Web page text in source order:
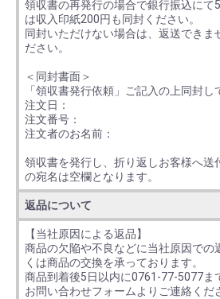
領収書の再発行の場合で銀行振込にて
は収入印紙200円も同封ください。
同封いただけない場合は、返送できま
ださい。
＜同封書面＞
「領収書発行依頼」ご記入の上同封し
注文日：
注文番号：
注文者のお名前：
領収書を発行し、折り返しお客様へ送
の宛名は空欄となります。
返品について
【当社原因による返品】
商品の欠陥や不良などに当社原因での
くは商品の交換を承っております。
商品到着後5日以内に0761-77-5077ま
お問い合わせフォームよりご連絡くだ